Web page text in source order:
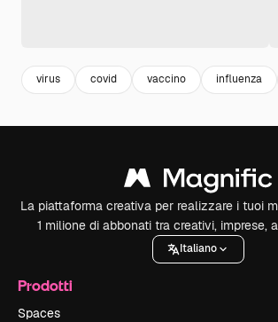
virus covid vaccino influenza
La piattaforma creativa per realizzare i tuoi
1 milione di abbonati tra creativi, imprese,
Italiano
Prodotti
Spaces